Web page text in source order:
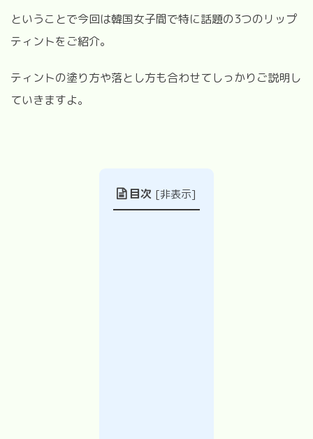
ということで今回は韓国女子間で特に話題の3つのリップ
ティントをご紹介。
ティントの塗り方や落とし方も合わせてしっかりご説明し
ていきますよ。
目次 [非表示]